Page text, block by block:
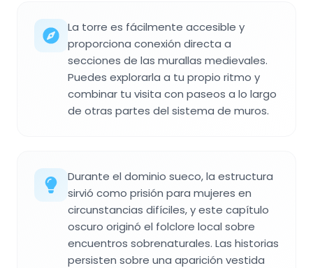
La torre es fácilmente accesible y
proporciona conexión directa a
secciones de las murallas medievales.
Puedes explorarla a tu propio ritmo y
combinar tu visita con paseos a lo largo
de otras partes del sistema de muros.
Durante el dominio sueco, la estructura
sirvió como prisión para mujeres en
circunstancias difíciles, y este capítulo
oscuro originó el folclore local sobre
encuentros sobrenaturales. Las historias
persisten sobre una aparición vestida